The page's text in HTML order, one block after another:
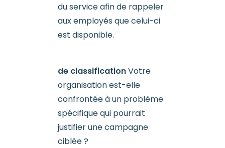
du service afin de rappeler
aux employés que celui-ci
est disponible.
de classificationVotre
organisation est-elle
confrontée à un problème
spécifique qui pourrait
justifier une campagne
ciblée ?